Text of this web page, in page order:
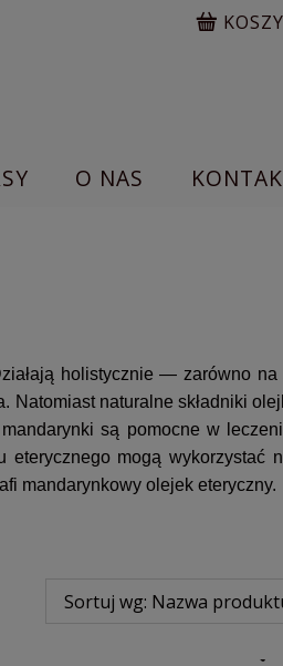
O NAS
holistycznie — zarówno na
Natomiast naturalne składniki
są pomocne w
eterycznego mogą wykorzystać
mandarynkowy olejek eteryczny.
Sortuj wg: Nazwa